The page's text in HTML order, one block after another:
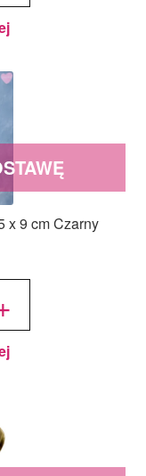
x 9 cm Czarny